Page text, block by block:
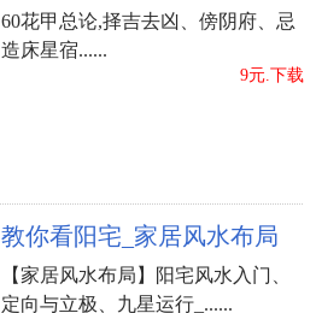
60花甲总论,择吉去凶、傍阴府、忌
造床星宿......
9元.下载
教你看阳宅_家居风水布局
【家居风水布局】阳宅风水入门、
定向与立极、九星运行_......